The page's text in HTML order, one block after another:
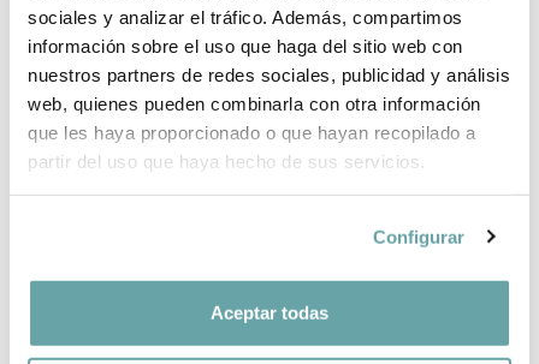
sociales y analizar el tráfico. Además, compartimos
información sobre el uso que haga del sitio web con
nuestros partners de redes sociales, publicidad y análisis
web, quienes pueden combinarla con otra información
que les haya proporcionado o que hayan recopilado a
partir del uso que haya hecho de sus servicios.
Configurar
Aceptar todas
COMPLEMENTA TU COMPRA
COMPARTIR
OTROS CLIENTES TAMBIÉN VIERON